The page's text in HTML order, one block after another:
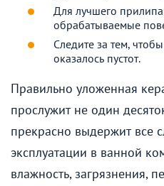
Для лучшего
обрабатываемые
Следите за тем,
оказалось пустот.
Правильно уложенная
прослужит не один
прекрасно выдержит все
эксплуатации в ванной
влажность, загрязнения,